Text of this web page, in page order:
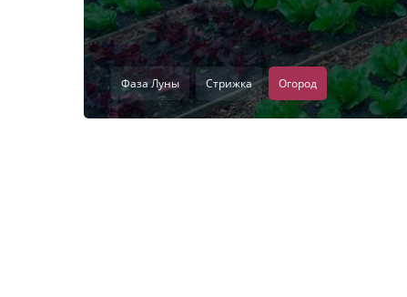
Фаза Луны Стрижка Огород